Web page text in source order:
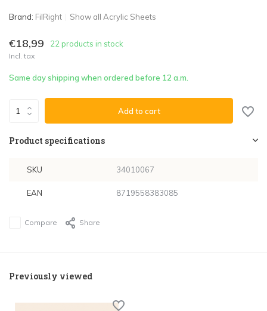
Brand: FilRight Show all Acrylic Sheets
€18,99 22 products in stock
Incl. tax
Same day shipping when ordered before 12 a.m.
Add to cart
Product specifications
SKU 34010067
EAN 8719558383085
Compare Share
Previously viewed